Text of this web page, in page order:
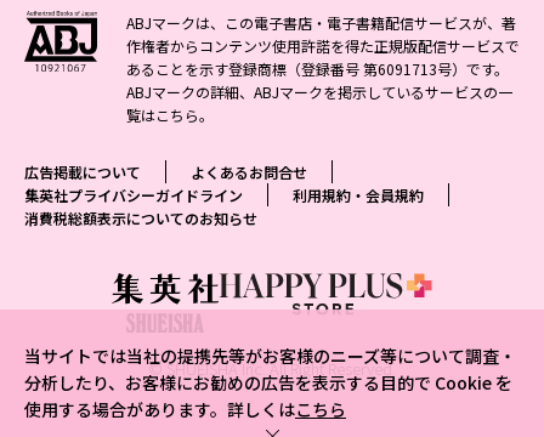
当サイトでは当社の提携先等がお客様のニーズ等について調査・
分析したり、お客様にお勧めの広告を表示する目的で Cookie を
使用する場合があります。詳しくはこちら
最強ジャンプ
少年ジャンプ+
ジャンプTOON
ジャンプルーキー！
S-MANGA
集英社コミック文庫
ZEBRACK
S-MANGA
集英社ジャンプリミックス
週刊ヤングジャンプ
ヤングジャンプ定期購読デジタル
となりのヤングジャンプ
グランドジャンプ
ウルトラジャンプ
ZEBRACK
S-MANGA
集英社コミック文庫
マーガレット
別冊マーガレット
リマコミ
マンガMeets
女性マンガ
ジャンプTOON
集英社コミック文庫
マンガMee公式サイト
リマコミ
office YOU
BAILA
MAQUIA
eclat
T JAPAN
MEN'S NON-NO
集英社オンライン
週プレNEWS
週プレ グラジャパ!
小説すばる
集英社 文芸ステーション
web 集英社文庫
アジア人物史
学芸・ノンフィクション・新書
1日5分で、明日は変わる よみタイ yomitai
集英社学芸部 - 学芸・ノンフィクション
集英社ビジネス書
集英社新書プラス - 知の水先案内人
kotoba
情報・知識＆オピニオン imidas
ライトノベル・ノベライズ
集英社オレンジ文庫
JUMP j-BOOKS
ダッシュエックス文庫公式サイト
集英社Webマガジン コバルト
集英社の児童図書 S-KIDS.LAND
オンラインストア
OTO
SHUEISHA MANGA-ART HERITAGE
ジャンプキャラクターズストア
HAPPY PLUS STORE
SHUEISHA VOX
LEEマルシェ
eclat premium
mirabella homme
zakka market
その他WEBサービス
集英社アドナビ
集英社エディターズ・ラボ
ABJマークは、この電子書店・電子書籍配信サービスが、著
作権者からコンテンツ使用許諾を得た正規版配信サービスで
あることを示す登録商標（登録番号 第6091713号）です。
ABJマークの詳細、ABJマークを掲示しているサービスの一
覧はこちら。
広告掲載について
よくあるお問合せ
集英社プライバシーガイドライン
利用規約・会員規約
消費税総額表示についてのお知らせ
© SHUEISHA Inc. All Right Reserved.